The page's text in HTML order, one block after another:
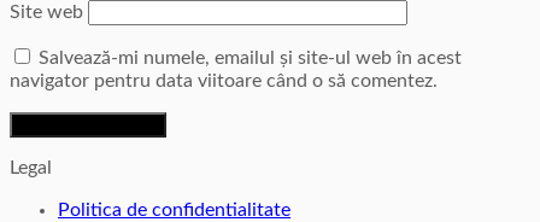
Site web
Salvează-mi numele, emailul și site-ul web în acest
navigator pentru data viitoare când o să comentez.
Legal
Politica de confidentialitate